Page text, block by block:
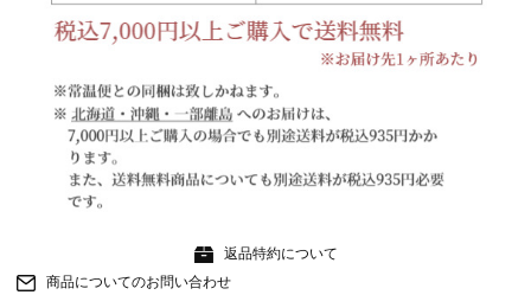
返品特約について
商品についてのお問い合わせ